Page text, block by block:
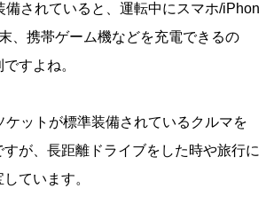
備されていると、運転中にスマホ/iPhon
、携帯ゲーム機などを充電できるの
すよね。
ケットが標準装備されているクルマを
が、長距離ドライブをした時や旅行に
ています。